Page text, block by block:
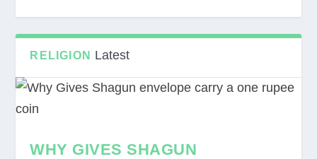
RELIGION Latest
WHY GIVES SHAGUN